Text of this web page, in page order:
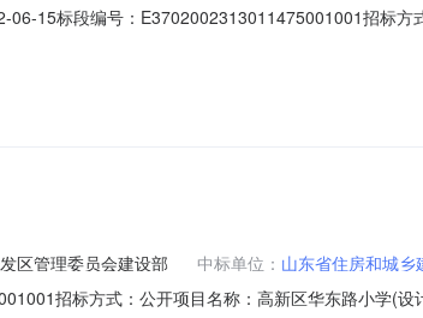
15标段编号：E3702002313011475001001招标
：山东世元工程管理有限公司联系人：邱曦联系电话
区管理委员会建设部 中标单位： 山东省住房和城乡
招标方式：公开项目名称：高新区华东路小学(